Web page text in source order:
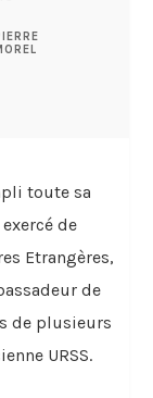
toute sa
de
Etrangères,
de
de plusieurs
URSS.